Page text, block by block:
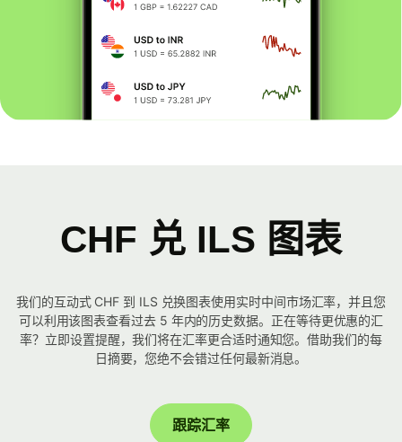
CHF 兑 ILS 图表
我们的互动式 CHF 到 ILS 兑换图表使用实时中间市场汇率，并且您
可以利用该图表查看过去 5 年内的历史数据。正在等待更优惠的汇
率？立即设置提醒，我们将在汇率更合适时通知您。借助我们的每
日摘要，您绝不会错过任何最新消息。
跟踪汇率